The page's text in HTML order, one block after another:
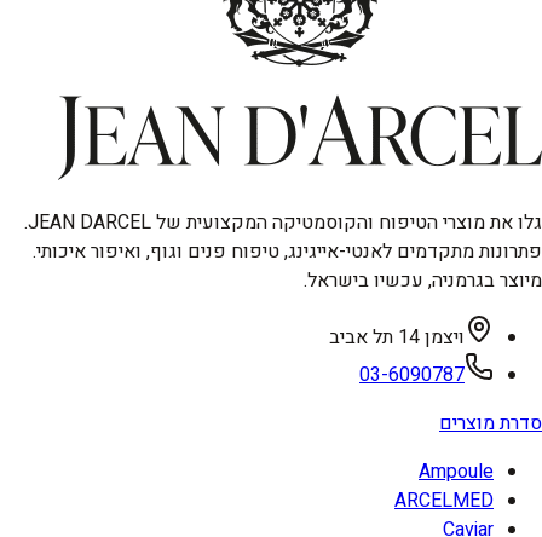
גלו את מוצרי הטיפוח והקוסמטיקה המקצועית של JEAN DARCEL.
פתרונות מתקדמים לאנטי-אייגינג, טיפוח פנים וגוף, ואיפור איכותי.
מיוצר בגרמניה, עכשיו בישראל.
ויצמן 14 תל אביב
03-6090787
סדרת מוצרים
Ampoule
ARCELMED
Caviar